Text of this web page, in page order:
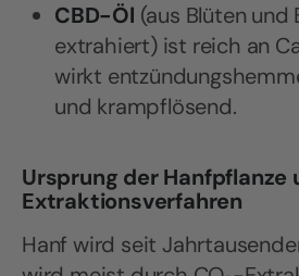
CBD-Öl (aus Blüten und
extrahiert) ist reich an
wirkt
und krampflösend.
Ursprung der Hanfpflanze
Extraktionsverfahren
Hanf wird seit